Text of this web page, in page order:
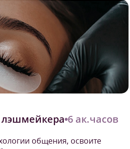
6 ак.часов
общения, освоите